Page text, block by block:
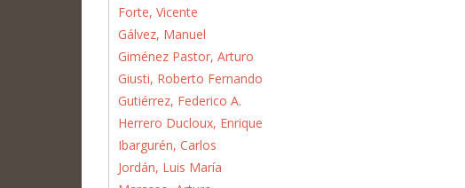
Forte, Vicente
Gálvez, Manuel
Giménez Pastor, Arturo
Giusti, Roberto Fernando
Gutiérrez, Federico A.
Herrero Ducloux, Enrique
Ibargurén, Carlos
Jordán, Luis María